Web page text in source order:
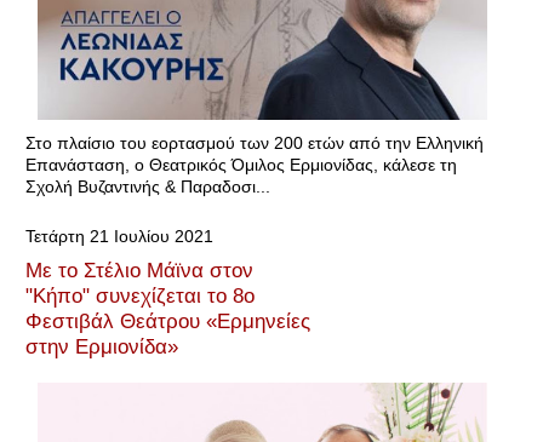
Στο πλαίσιο του εορτασμού των 200 ετών από την Ελληνική
Επανάσταση, ο Θεατρικός Όμιλος Ερμιονίδας, κάλεσε τη
Σχολή Βυζαντινής & Παραδοσι...
Τετάρτη 21 Ιουλίου 2021
Με το Στέλιο Μάϊνα στον
"Κήπο" συνεχίζεται το 8ο
Φεστιβάλ Θεάτρου «Ερμηνείες
στην Ερμιονίδα»